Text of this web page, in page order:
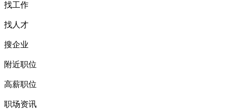
找工作
找人才
搜企业
附近职位
高薪职位
职场资讯